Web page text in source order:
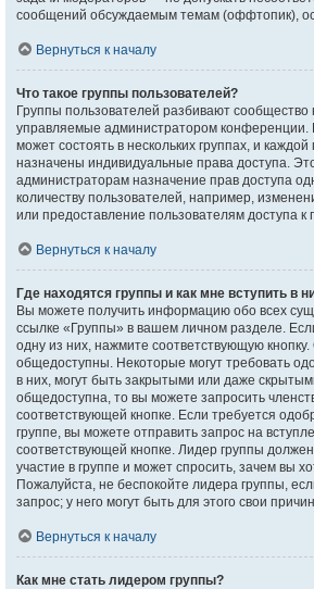
сообщений обсуждаемым темам (оффтопик),
Вернуться к началу
Что такое группы пользователей?
Группы пользователей разбивают сообщество
управляемые администратором конференции.
может состоять в нескольких группах, и каждой
назначены индивидуальные права доступа.
администраторам назначение прав доступа
количеству пользователей, например,
или предоставление пользователям доступа
Вернуться к началу
Где находятся группы и как мне вступить в
Вы можете получить информацию обо всех
ссылке «Группы» в вашем личном разделе.
одну из них, нажмите соответствующую
общедоступны. Некоторые могут требовать
в них, могут быть закрытыми или даже
общедоступна, то вы можете запросить
соответствующей кнопке. Если требуется
группе, вы можете отправить запрос на
соответствующей кнопке. Лидер группы
участие в группе и может спросить, зачем вы
Пожалуйста, не беспокойте лидера группы,
запрос; у него могут быть для этого свои
Вернуться к началу
Как мне стать лидером группы?